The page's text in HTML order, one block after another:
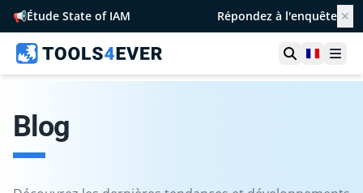
📢Étude State of IAM Répondez à l'enquête ✕
Ouvrir la
France
Blog